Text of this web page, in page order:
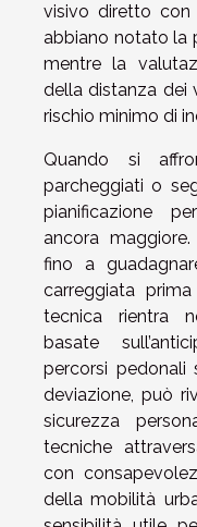
visivo diretto con
abbiano notato la
mentre la
della distanza dei
rischio minimo di
Quando si
parcheggiati o
pianificazione
ancora
fino a
carreggiata
tecnica rientra
basate
percorsi pedonali
deviazione, può
sicurezza
tecniche
con
della mobilità